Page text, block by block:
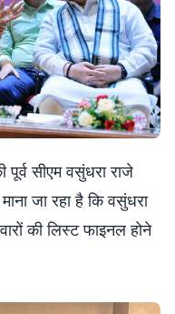
सीएम वसुंधरा राजे
जा रहा है कि वसुंधरा
की लिस्ट फाइनल होने